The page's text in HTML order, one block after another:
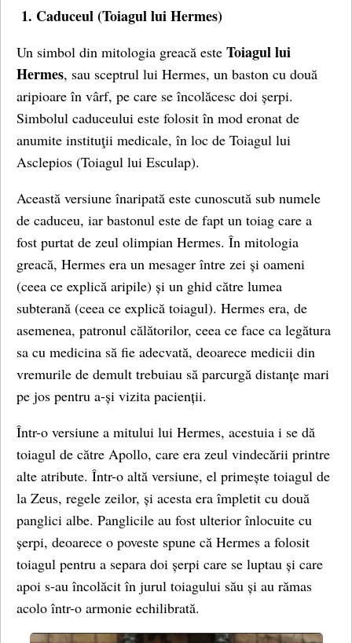
1. Caduceul (Toiagul lui Hermes)
Un simbol din mitologia greacă este Toiagul lui
Hermes, sau sceptrul lui Hermes, un baston cu două
aripioare în vârf, pe care se încolăcesc doi șerpi.
Simbolul caduceului este folosit în mod eronat de
anumite instituţii medicale, în loc de Toiagul lui
Asclepios (Toiagul lui Esculap).
Această versiune înaripată este cunoscută sub numele
de caduceu, iar bastonul este de fapt un toiag care a
fost purtat de zeul olimpian Hermes. În mitologia
greacă, Hermes era un mesager între zei și oameni
(ceea ce explică aripile) și un ghid către lumea
subterană (ceea ce explică toiagul). Hermes era, de
asemenea, patronul călătorilor, ceea ce face ca legătura
sa cu medicina să fie adecvată, deoarece medicii din
vremurile de demult trebuiau să parcurgă distanțe mari
pe jos pentru a-și vizita pacienții.
Într-o versiune a mitului lui Hermes, acestuia i se dă
toiagul de către Apollo, care era zeul vindecării printre
alte atribute. Într-o altă versiune, el primește toiagul de
la Zeus, regele zeilor, și acesta era împletit cu două
panglici albe. Panglicile au fost ulterior înlocuite cu
șerpi, deoarece o poveste spune că Hermes a folosit
toiagul pentru a separa doi șerpi care se luptau și care
apoi s-au încolăcit în jurul toiagului său și au rămas
acolo într-o armonie echilibrată.